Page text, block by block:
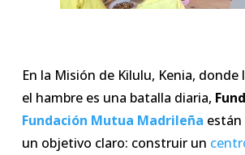
En la Misión de Kilulu, Kenia,
el hambre es una batalla diaria,
Fundación Mutua Madrileña
un objetivo claro: construir un